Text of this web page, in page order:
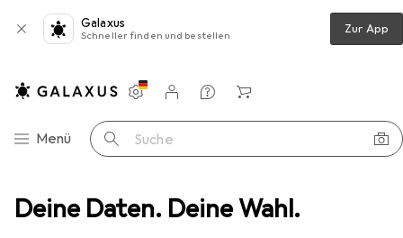
Deine Daten. Deine Wahl.
Galaxus
Schneller finden und bestellen Zur App
Navigation nach Kategorien
Menü Suche
Einstellungen
Kundenkonto
Vergleichslisten
Merklisten
Warenkorb
Möbelgriff Werkstarck Möbelgriffe ø 12 mm